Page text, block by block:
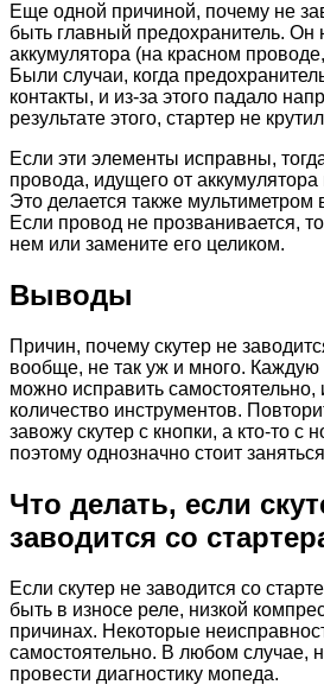
Еще одной причиной, почему не
быть главный предохранитель. Он
аккумулятора (на красном
Были случаи, когда
контакты, и из-за этого падало
результате этого, стартер не
Если эти элементы исправны,
провода, идущего от
Это делается также мультиметром
Если провод не прозванивается,
нем или замените его целиком.
Выводы
Причин, почему скутер не
вообще, не так уж и много. Каждую
можно исправить
количество инструментов.
завожу скутер с кнопки, а кто-то с
поэтому однозначно стоит
Что делать, если
заводится со
Если скутер не заводится со
быть в износе реле, низкой
причинах. Некоторые
самостоятельно. В любом случае,
провести диагностику мопеда.